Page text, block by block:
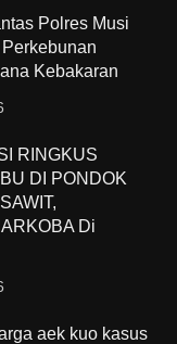
Polres Musi
Kebakaran
RINGKUS
DI PONDOK
Di
aek kuo kasus